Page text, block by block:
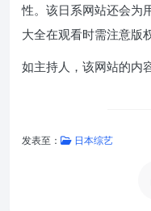
性。该日系网站还会为
大全在观看时需注意版
如主持人，该网站的内
发表至： 日本综艺